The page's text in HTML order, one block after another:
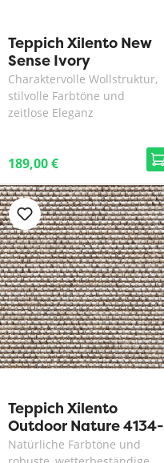
Teppich Xilento New
Sense Ivory
Charaktervolle Wollstruktur,
stilvolle Farbtöne und
zeitlose Eleganz
189,00 €
Teppich Xilento
Outdoor Nature 4134-
70
Natürliche Farbtöne und